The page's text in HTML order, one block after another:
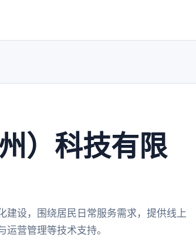
）科技有限
建设，围绕居民日常服务需求，提供线上
营管理等技术支持。